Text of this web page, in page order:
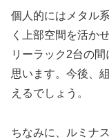
個人的にはメタル
く上部空間を活か
リーラック2台の
思います。今後、
えるでしょう。
ちなみに、ルミナ